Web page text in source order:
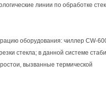
линии по обработке
оборудования: чиллер CW-
стекла; в данной системе
вызванные термической